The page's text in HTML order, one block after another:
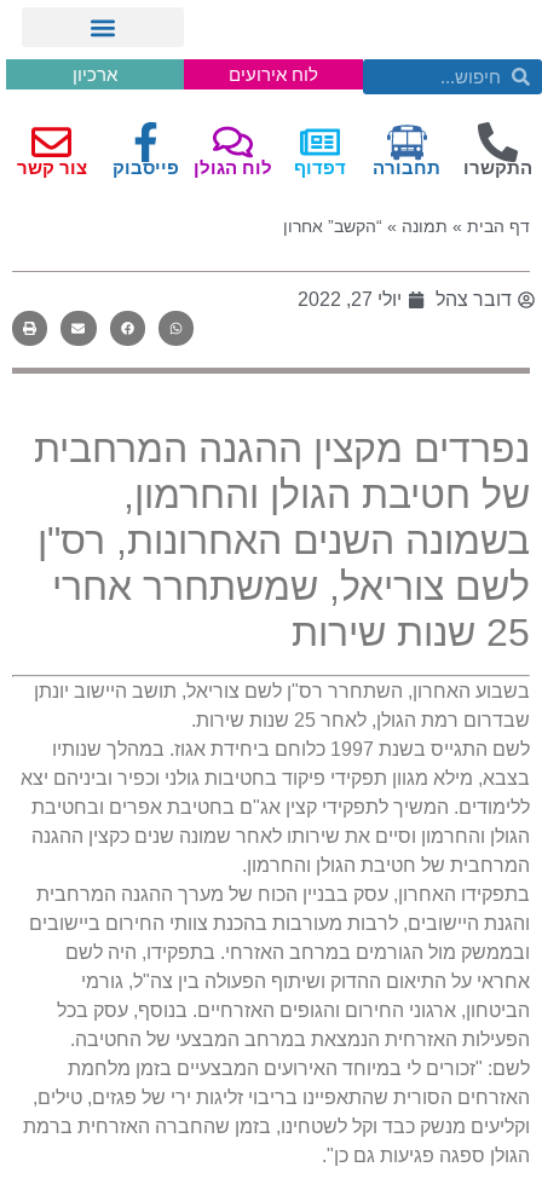
לוח אירועים ארכיון
התקשרו תחבורה דפדוף לוח הגולן פייסבוק צור קשר
דף הבית » תמונה » “הקשב” אחרון
דובר צהל יולי 27, 2022
נפרדים מקצין ההגנה המרחבית
של חטיבת הגולן והחרמון,
בשמונה השנים האחרונות, רס"ן
לשם צוריאל, שמשתחרר אחרי
25 שנות שירות
בשבוע האחרון, השתחרר רס"ן לשם צוריאל, תושב היישוב יונתן
שבדרום רמת הגולן, לאחר 25 שנות שירות.
לשם התגייס בשנת 1997 כלוחם ביחידת אגוז. במהלך שנותיו
בצבא, מילא מגוון תפקידי פיקוד בחטיבות גולני וכפיר וביניהם יצא
ללימודים. המשיך לתפקידי קצין אג"ם בחטיבת אפרים ובחטיבת
הגולן והחרמון וסיים את שירותו לאחר שמונה שנים כקצין ההגנה
המרחבית של חטיבת הגולן והחרמון.
בתפקידו האחרון, עסק בבניין הכוח של מערך ההגנה המרחבית
והגנת היישובים, לרבות מעורבות בהכנת צוותי החירום ביישובים
ובממשק מול הגורמים במרחב האזרחי. בתפקידו, היה לשם
אחראי על התיאום ההדוק ושיתוף הפעולה בין צה"ל, גורמי
הביטחון, ארגוני החירום והגופים האזרחיים. בנוסף, עסק בכל
הפעילות האזרחית הנמצאת במרחב המבצעי של החטיבה.
לשם: "זכורים לי במיוחד האירועים המבצעיים בזמן מלחמת
האזרחים הסורית שהתאפיינו בריבוי זליגות ירי של פגזים, טילים,
וקליעים מנשק כבד וקל לשטחינו, בזמן שהחברה האזרחית ברמת
הגולן ספגה פגיעות גם כן".